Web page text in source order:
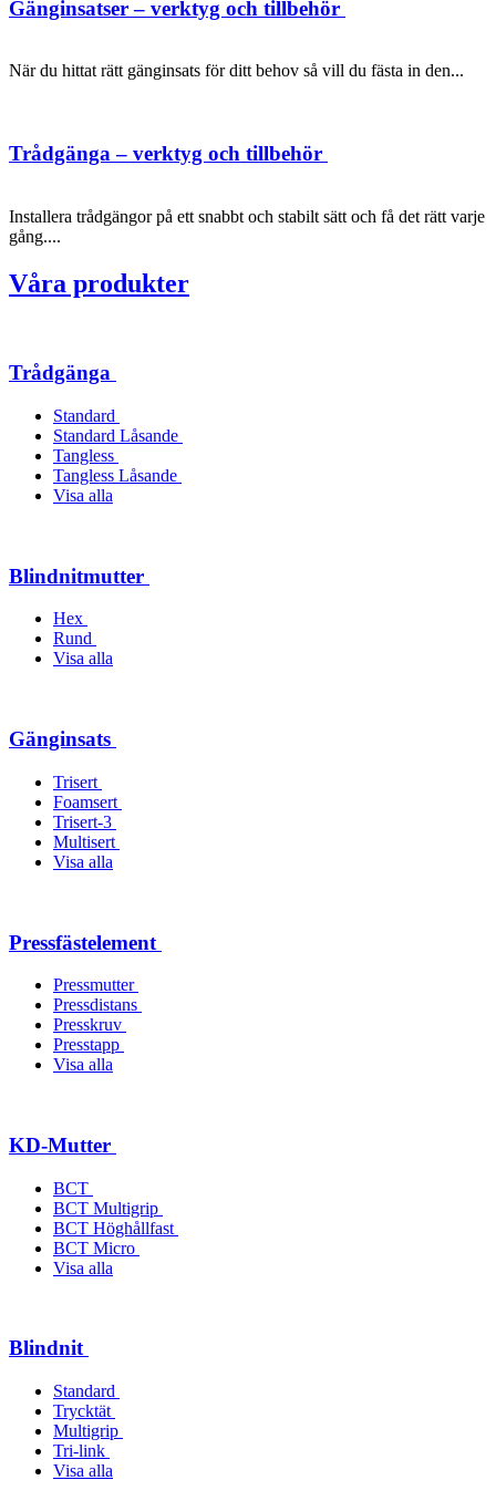
Gänginsatser – verktyg och tillbehör
När du hittat rätt gänginsats för ditt behov så vill du fästa in den...
Trådgänga – verktyg och tillbehör
Installera trådgängor på ett snabbt och stabilt sätt och få det rätt varje
gång....
Våra produkter
Trådgänga
Standard
Standard Låsande
Tangless
Tangless Låsande
Visa alla
Blindnitmutter
Hex
Rund
Visa alla
Gänginsats
Trisert
Foamsert
Trisert-3
Multisert
Visa alla
Pressfästelement
Pressmutter
Pressdistans
Presskruv
Presstapp
Visa alla
KD-Mutter
BCT
BCT Multigrip
BCT Höghållfast
BCT Micro
Visa alla
Blindnit
Standard
Trycktät
Multigrip
Tri-link
Visa alla